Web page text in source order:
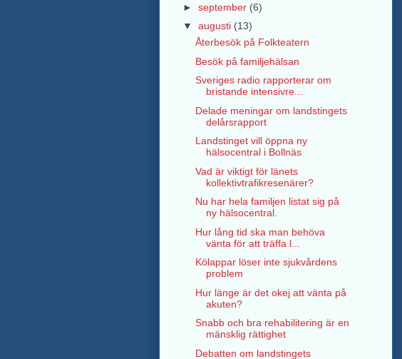
► september (6)
▼ augusti (13)
Återbesök på Folkteatern
Besök på familjehälsan
Sveriges radio rapporterar om
bristande intensivre...
Delade meningar om landstingets
delårsrapport
Landstinget vill öppna ny
hälsocentral i Bollnäs
Vad är viktigt för länets
kollektivtrafikresenärer?
Nu har hela familjen listat sig på
ny hälsocentral.
Hur lång tid ska man behöva
vänta för att träffa l...
Kölappar löser inte sjukvårdens
problem
Hur länge är det okej att vänta på
akuten?
Snabb och bra rehabilitering är en
mänsklig rättighet
Debatten om landstingets